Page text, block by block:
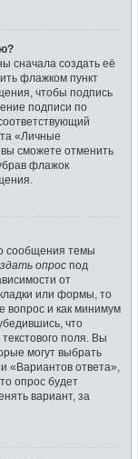
сначала создать её
флажком пункт
чтобы подпись
подписи по
«Личные
сможете отменить
флажок
сообщения темы
опрос под
от
или формы, то
вопрос и как минимум
что
поля. Вы
могут выбрать
«Вариантов ответа»,
опрос будет
вариант, за